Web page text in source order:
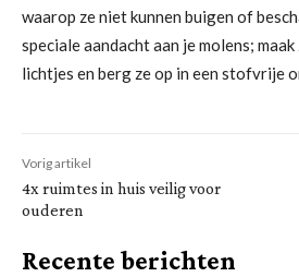
waarop ze niet kunnen buigen of
speciale aandacht aan je molens;
lichtjes en berg ze op in een stofvrije
Vorig artikel
4x ruimtes in huis veilig voor
ouderen
Recente berichten